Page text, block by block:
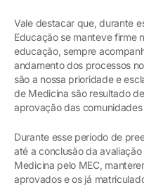
Vale destacar que, durante
Educação se manteve firme
educação, sempre
andamento dos processos
são a nossa prioridade e
de Medicina são resultado
aprovação das
Durante esse período de
até a conclusão da
Medicina pelo MEC,
aprovados e os já